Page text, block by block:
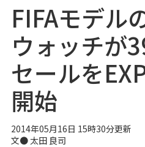
FIFAモデル
ウォッチが
セールを
開始
2014年05月16日 15時30分更新
文●太田 良司